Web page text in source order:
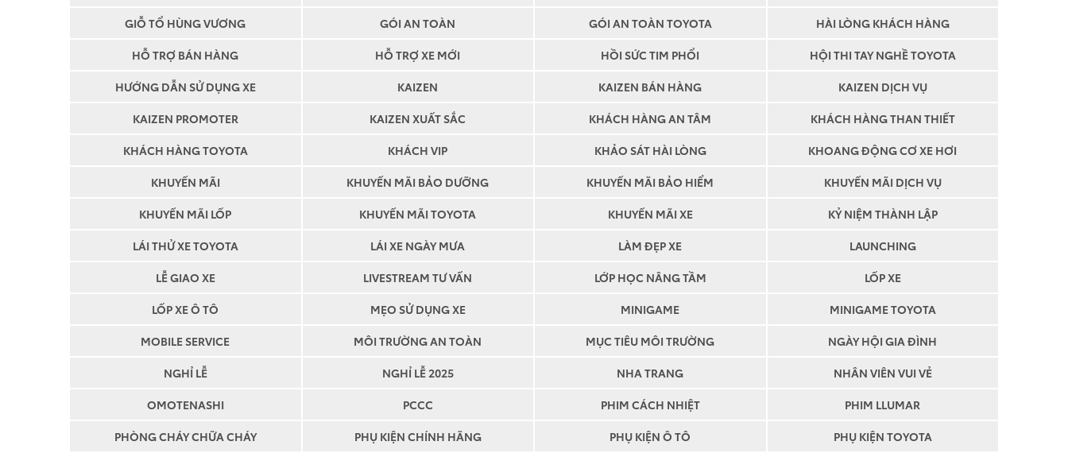
GIỖ TỔ HÙNG VƯƠNG
GÓI AN TOÀN GÓI AN TOÀN TOYOTA
HÀI LÒNG KHÁCH HÀNG
HỖ TRỢ BÁN HÀNG
HỖ TRỢ XE MỚI HỒI SỨC TIM PHỔI
HỘI THI TAY NGHỀ TOYOTA
HƯỚNG DẪN SỬ DỤNG XE
KAIZEN KAIZEN BÁN HÀNG
KAIZEN DỊCH VỤ
KAIZEN PROMOTER
KAIZEN XUẤT SẮC KHÁCH HÀNG AN TÂM
KHÁCH HÀNG THAN THIẾT
KHÁCH HÀNG TOYOTA
KHÁCH VIP KHẢO SÁT HÀI LÒNG
KHOANG ĐỘNG CƠ XE HƠI
KHUYẾN MÃI
KHUYẾN MÃI BẢO DƯỠNG KHUYẾN MÃI BẢO HIỂM
KHUYẾN MÃI DỊCH VỤ
KHUYẾN MÃI LỐP
KHUYẾN MÃI TOYOTA KHUYẾN MÃI XE
KỶ NIỆM THÀNH LẬP
LÁI THỬ XE TOYOTA
LÁI XE NGÀY MƯA LÀM ĐẸP XE
LAUNCHING
LỄ GIAO XE
LIVESTREAM TƯ VẤN LỚP HỌC NÂNG TẦM
LỐP XE
LỐP XE Ô TÔ
MẸO SỬ DỤNG XE MINIGAME
MINIGAME TOYOTA
MOBILE SERVICE
MÔI TRƯỜNG AN TOÀN MỤC TIÊU MÔI TRƯỜNG
NGÀY HỘI GIA ĐÌNH
NGHỈ LỄ
NGHỈ LỄ 2025 NHA TRANG
NHÂN VIÊN VUI VẺ
OMOTENASHI
PCCC PHIM CÁCH NHIỆT
PHIM LLUMAR
PHÒNG CHÁY CHỮA CHÁY
PHỤ KIỆN CHÍNH HÃNG PHỤ KIỆN Ô TÔ
PHỤ KIỆN TOYOTA